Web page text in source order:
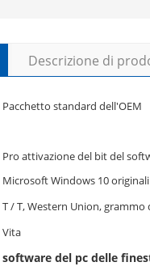
Descrizione di
Pacchetto standard dell'OEM
Pro attivazione del bit del
Microsoft Windows 10
T / T, Western Union, grammo
Vita
software del pc delle